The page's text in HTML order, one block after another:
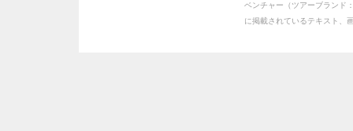
ベンチャー（ツアーブランド
に掲載されているテキスト、